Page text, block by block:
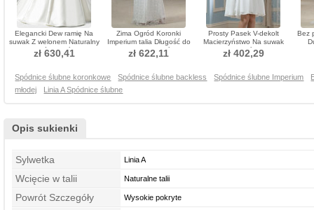
Elegancki Dew ramię Na
suwak Z welonem Naturalny
talia Spódnica ślubne
zł 630,41
Zima Ogród Koronki
Imperium talia Długość do
podłogi Sukienka ślubne
zł 622,11
Prosty Pasek V-dekolt
Macierzyństwo Na suwak
Sukienka ślubne
zł 402,29
Bez
Spódnice ślubne koronkowe Spódnice ślubne backless Spódnice ślubne Imperium
młodej
Linia A Spódnice ślubne
Opis sukienki
Sylwetka Linia A
Wcięcie w talii Naturalne talii
Powrót Szczegóły Wysokie pokryte